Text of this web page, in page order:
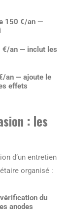
150 €/an —
€/an — inclut les
an — ajoute le
effets
: les
d’un entretien
organisé :
du
anodes